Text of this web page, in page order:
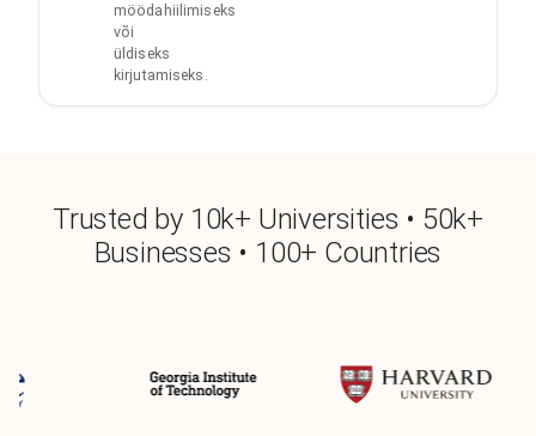
möödahiilimiseks
või
üldiseks
kirjutamiseks.
Trusted by 10k+ Universities • 50k+
Businesses • 100+ Countries